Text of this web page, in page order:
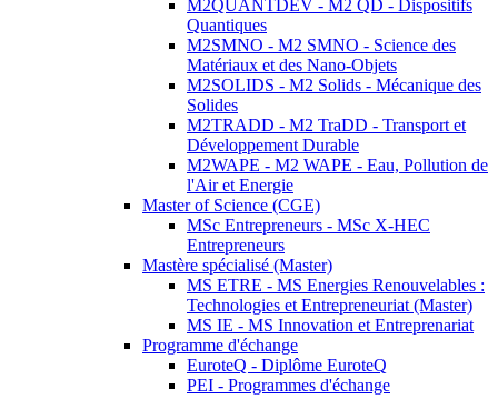
M2QUANTDEV - M2 QD - Dispositifs
Quantiques
M2SMNO - M2 SMNO - Science des
Matériaux et des Nano-Objets
M2SOLIDS - M2 Solids - Mécanique des
Solides
M2TRADD - M2 TraDD - Transport et
Développement Durable
M2WAPE - M2 WAPE - Eau, Pollution de
l'Air et Energie
Master of Science (CGE)
MSc Entrepreneurs - MSc X-HEC
Entrepreneurs
Mastère spécialisé (Master)
MS ETRE - MS Energies Renouvelables :
Technologies et Entrepreneuriat (Master)
MS IE - MS Innovation et Entreprenariat
Programme d'échange
EuroteQ - Diplôme EuroteQ
PEI - Programmes d'échange